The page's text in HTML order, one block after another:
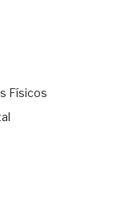
Físicos